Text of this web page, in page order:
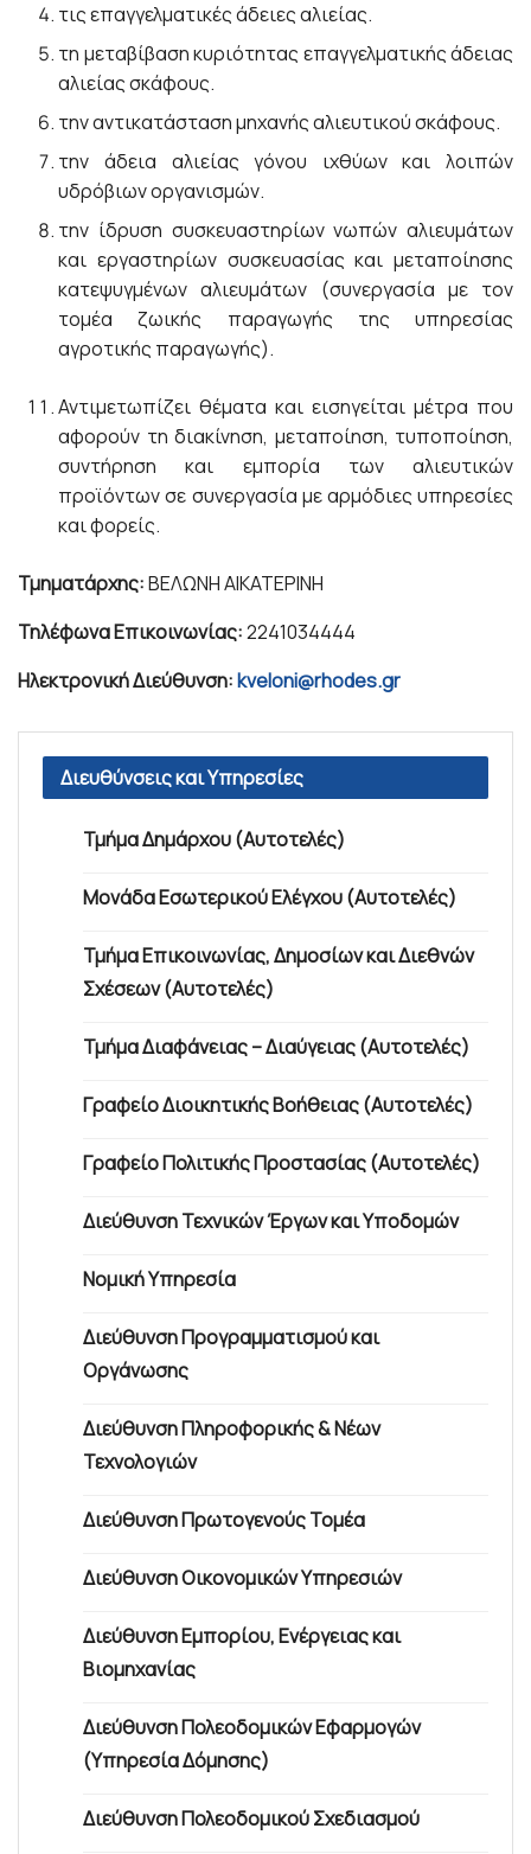
τις επαγγελματικές άδειες αλιείας.
τη μεταβίβαση κυριότητας επαγγελματικής άδειας
αλιείας σκάφους.
την αντικατάσταση μηχανής αλιευτικού σκάφους.
την άδεια αλιείας γόνου ιχθύων και λοιπών
υδρόβιων οργανισμών.
την ίδρυση συσκευαστηρίων νωπών αλιευμάτων
και εργαστηρίων συσκευασίας και μεταποίησης
κατεψυγμένων αλιευμάτων (συνεργασία με τον
τομέα ζωικής παραγωγής της υπηρεσίας
αγροτικής παραγωγής).
Αντιμετωπίζει θέματα και εισηγείται μέτρα που
αφορούν τη διακίνηση, μεταποίηση, τυποποίηση,
συντήρηση και εμπορία των αλιευτικών
προϊόντων σε συνεργασία με αρμόδιες υπηρεσίες
και φορείς.
Τμηματάρχης:ΒΕΛΩΝΗ ΑΙΚΑΤΕΡΙΝΗ
Τηλέφωνα Επικοινωνίας:2241034444
Ηλεκτρονική Διεύθυνση:kveloni@rhodes.gr
Διευθύνσεις και Υπηρεσίες
Τμήμα Δημάρχου (Αυτοτελές)
Μονάδα Εσωτερικού Ελέγχου (Αυτοτελές)
Τμήμα Επικοινωνίας, Δημοσίων και Διεθνών
Σχέσεων (Αυτοτελές)
Τμήμα Διαφάνειας – Διαύγειας (Αυτοτελές)
Γραφείο Διοικητικής Βοήθειας (Αυτοτελές)
Γραφείο Πολιτικής Προστασίας (Αυτοτελές)
Διεύθυνση Τεχνικών Έργων και Υποδομών
Νομική Υπηρεσία
Διεύθυνση Προγραμματισμού και
Οργάνωσης
Διεύθυνση Πληροφορικής & Νέων
Τεχνολογιών
Διεύθυνση Πρωτογενούς Τομέα
Διεύθυνση Οικονομικών Υπηρεσιών
Διεύθυνση Εμπορίου, Ενέργειας και
Βιομηχανίας
Διεύθυνση Πολεοδομικών Εφαρμογών
(Υπηρεσία Δόμησης)
Διεύθυνση Πολεοδομικού Σχεδιασμού